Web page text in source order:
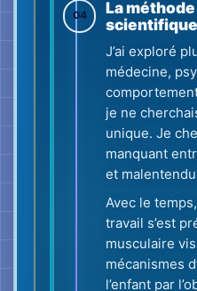
consciente.
LA MÉTHODE
De
Brain-Shot est né
une perception
autres, il ne faut pas
tranchée. Il faut
précision et vérifier